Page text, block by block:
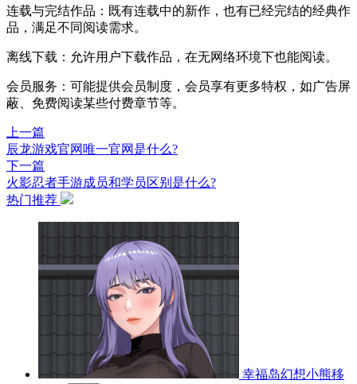
连载与完结作品：既有连载中的新作，也有已经完结的经典作
品，满足不同阅读需求。
离线下载：允许用户下载作品，在无网络环境下也能阅读。
会员服务：可能提供会员制度，会员享有更多特权，如广告屏
蔽、免费阅读某些付费章节等。
上一篇
辰龙游戏官网唯一官网是什么?
下一篇
火影忍者手游成员和学员区别是什么?
热门推荐
幸福岛幻想小熊移